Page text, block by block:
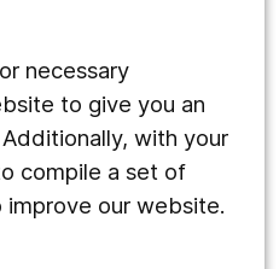
necessary
to give you an
with your
compile a set of
our website.